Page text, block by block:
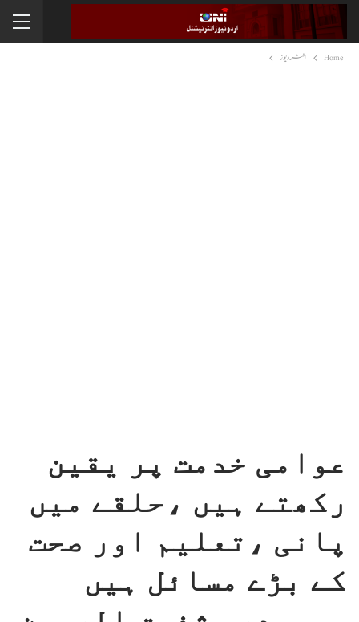
Home انٹرویوز
عوامی خدمت پر یقین
رکھتے ہیں ،حلقے میں
پانی ،تعلیم اور صحت
کے بڑے مسائل ہیں